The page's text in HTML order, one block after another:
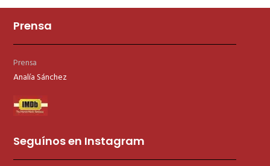
Prensa
Prensa
Analía Sánchez
Seguínos en Instagram